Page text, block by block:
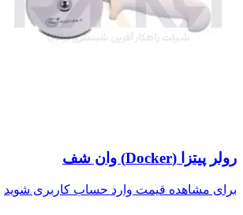
رولر پیتزا (Docker) وان شف
برای مشاهده قیمت وارد حساب کاربری شوید